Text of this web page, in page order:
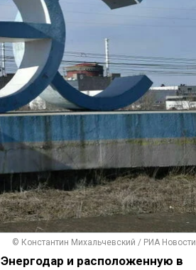
© Константин Михальчевский / РИА Новости
и расположенную в